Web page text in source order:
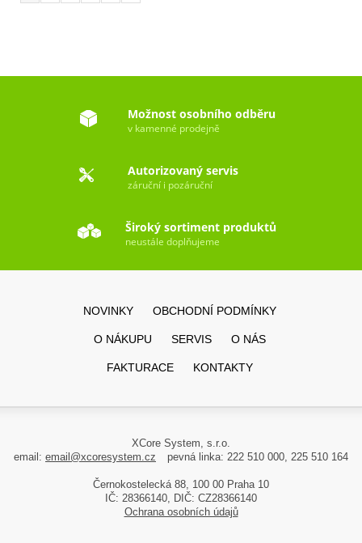
Možnost osobního odběru
v kamenné prodejně
Autorizovaný servis
záruční i pozáruční
Široký sortiment produktů
neustále doplňujeme
NOVINKY OBCHODNÍ PODMÍNKY
O NÁKUPU SERVIS O NÁS
FAKTURACE KONTAKTY
XCore System, s.r.o.
email: email@xcoresystem.cz pevná linka: 222 510 000, 225 510 164
Černokostelecká 88, 100 00 Praha 10
IČ: 28366140, DIČ: CZ28366140
Ochrana osobních údajů